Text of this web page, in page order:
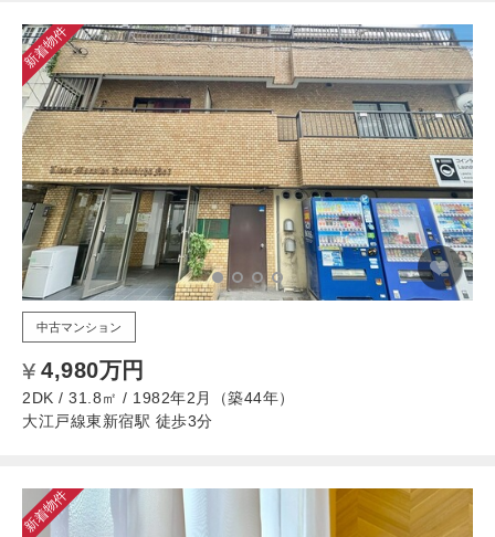
新着物件
中古マンション
4,980万円
2DK / 31.8㎡ / 1982年2月（築44年）
大江戸線東新宿駅 徒歩3分
新着物件